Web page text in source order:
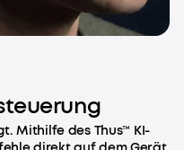
Mithilfe des Thus™ KI-